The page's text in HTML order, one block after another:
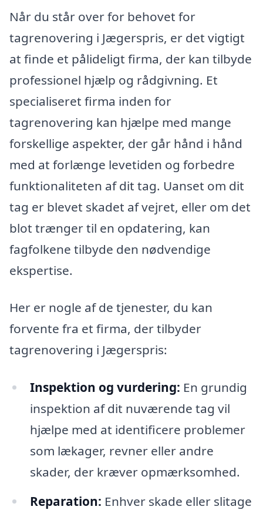
Når du står over for behovet for
tagrenovering i Jægerspris, er det vigtigt
at finde et pålideligt firma, der kan tilbyde
professionel hjælp og rådgivning. Et
specialiseret firma inden for
tagrenovering kan hjælpe med mange
forskellige aspekter, der går hånd i hånd
med at forlænge levetiden og forbedre
funktionaliteten af dit tag. Uanset om dit
tag er blevet skadet af vejret, eller om det
blot trænger til en opdatering, kan
fagfolkene tilbyde den nødvendige
ekspertise.
Her er nogle af de tjenester, du kan
forvente fra et firma, der tilbyder
tagrenovering i Jægerspris:
Inspektion og vurdering: En grundig
inspektion af dit nuværende tag vil
hjælpe med at identificere problemer
som lækager, revner eller andre
skader, der kræver opmærksomhed.
Reparation: Enhver skade eller slitage